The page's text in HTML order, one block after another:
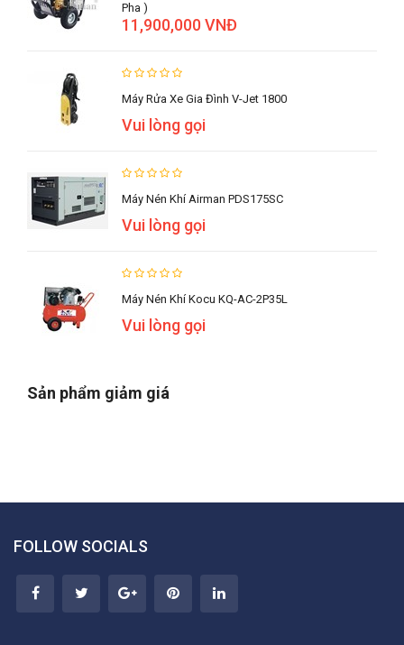
Pha )
11,900,000 VNĐ
Máy Rửa Xe Gia Đình V-Jet 1800
Vui lòng gọi
Máy Nén Khí Airman PDS175SC
Vui lòng gọi
Máy Nén Khí Kocu KQ-AC-2P35L
Vui lòng gọi
Sản phẩm giảm giá
FOLLOW SOCIALS